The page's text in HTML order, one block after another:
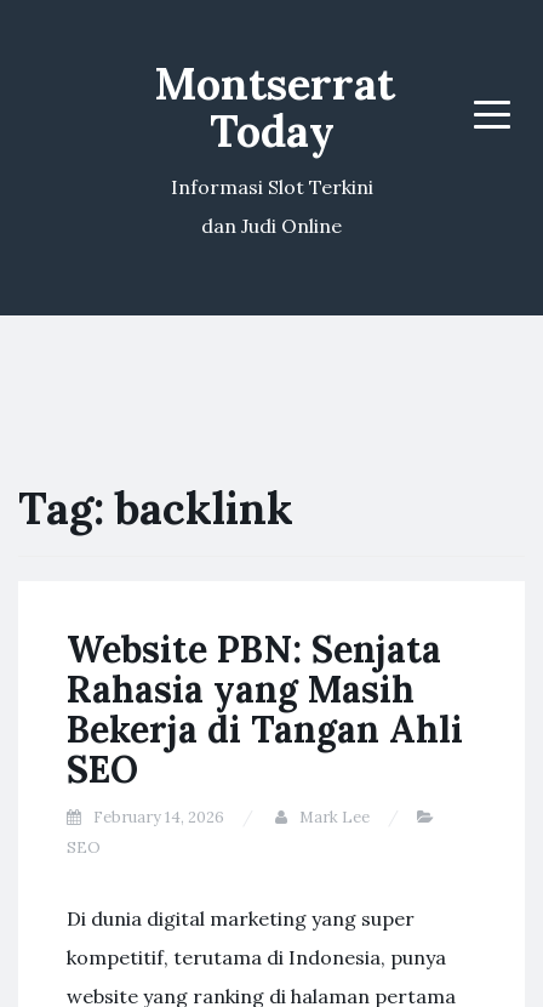
Montserrat
Today
Informasi Slot Terkini
dan Judi Online
Menu
Tag:backlink
Website PBN: Senjata
Rahasia yang Masih
Bekerja di Tangan Ahli
SEO
February 14, 2026
Mark Lee
SEO
Di dunia digital marketing yang super
kompetitif, terutama di Indonesia, punya
website yang ranking di halaman pertama